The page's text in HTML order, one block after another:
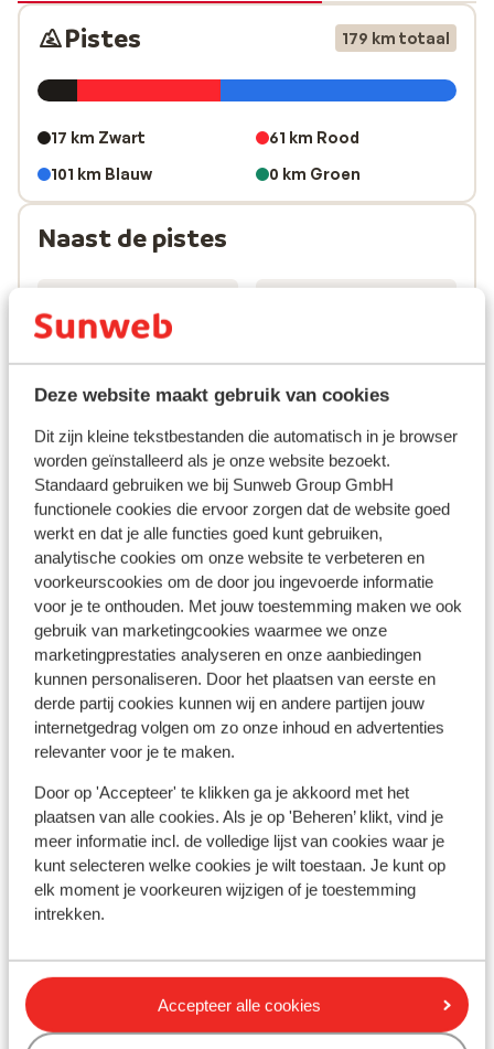
Deze website maakt gebruik van cookies
Dit zijn kleine tekstbestanden die automatisch in je browser
worden geïnstalleerd als je onze website bezoekt.
Standaard gebruiken we bij Sunweb Group GmbH
functionele cookies die ervoor zorgen dat de website goed
werkt en dat je alle functies goed kunt gebruiken,
analytische cookies om onze website te verbeteren en
voorkeurscookies om de door jou ingevoerde informatie
voor je te onthouden. Met jouw toestemming maken we ook
gebruik van marketingcookies waarmee we onze
marketingprestaties analyseren en onze aanbiedingen
kunnen personaliseren. Door het plaatsen van eerste en
derde partij cookies kunnen wij en andere partijen jouw
internetgedrag volgen om zo onze inhoud en advertenties
relevanter voor je te maken.
Door op 'Accepteer' te klikken ga je akkoord met het
plaatsen van alle cookies. Als je op 'Beheren’ klikt, vind je
meer informatie incl. de volledige lijst van cookies waar je
kunt selecteren welke cookies je wilt toestaan. Je kunt op
elk moment je voorkeuren wijzigen of je toestemming
intrekken.
Accepteer alle cookies
Pistes 179 km totaal
17 km Zwart
61 km Rood
101 km Blauw
0 km Groen
Naast de pistes
800m - 2000m
Hoogte Loipe
0
Gletsjer
2
Funpark
Liften 54 totaal
11
Gondels
28
Stoeltjesliften
15
Sleepliften